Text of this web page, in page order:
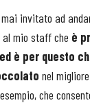
invitato ad
al mio staff che è
è per questo
nel
che